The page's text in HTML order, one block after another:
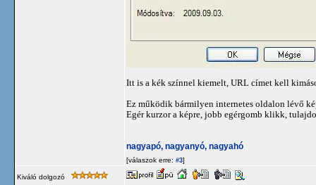
Itt is a kék színnel kiemelt, URL címet kell
Ez működik bármilyen internetes oldalon lévő
Egér kurzor a képre, jobb egérgomb klikk,
nagyapó, nagyanyó, nagyahó
[válaszok erre: #3]
Kiváló dolgozó